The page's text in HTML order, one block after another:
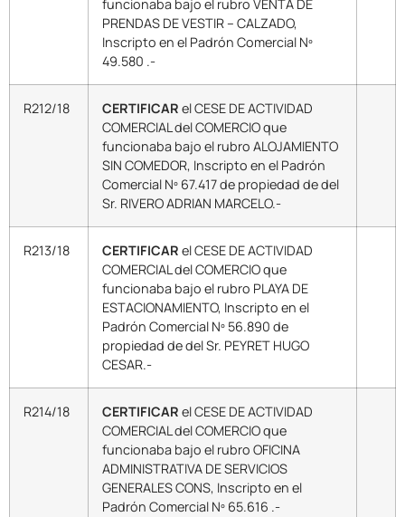
funcionaba bajo el rubro VENTA DE
PRENDAS DE VESTIR – CALZADO,
Inscripto en el Padrón Comercial Nº
49.580 .-
R212/18 CERTIFICAR el CESE DE ACTIVIDAD
COMERCIAL del COMERCIO que
funcionaba bajo el rubro ALOJAMIENTO
SIN COMEDOR, Inscripto en el Padrón
Comercial Nº 67.417 de propiedad de del
Sr. RIVERO ADRIAN MARCELO.-
R213/18 CERTIFICAR el CESE DE ACTIVIDAD
COMERCIAL del COMERCIO que
funcionaba bajo el rubro PLAYA DE
ESTACIONAMIENTO, Inscripto en el
Padrón Comercial Nº 56.890 de
propiedad de del Sr. PEYRET HUGO
CESAR.-
R214/18 CERTIFICAR el CESE DE ACTIVIDAD
COMERCIAL del COMERCIO que
funcionaba bajo el rubro OFICINA
ADMINISTRATIVA DE SERVICIOS
GENERALES CONS, Inscripto en el
Padrón Comercial Nº 65.616 .-